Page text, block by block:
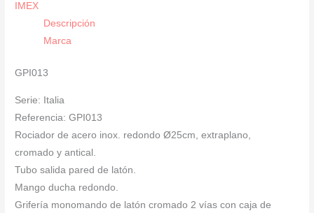
SERIE
ITALIA
cantidad
IMEX
Descripción
Marca
GPI013
Serie: Italia
Referencia: GPI013
Rociador de acero inox. redondo Ø25cm, extraplano,
cromado y antical.
Tubo salida pared de latón.
Mango ducha redondo.
Grifería monomando de latón cromado 2 vías con caja de